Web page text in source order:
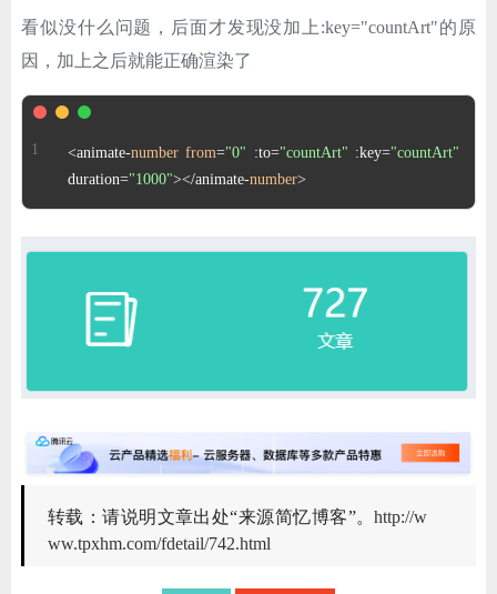
ChatGPT
登录
看似没什么问题，后面才发现没加上:key="countArt"的原
因，加上之后就能正确渲染了
<animate-number from="0" :to="countArt" :key="countArt"
duration="1000"></animate-number>
转载：请说明文章出处“来源简忆博客”。http://w
ww.tpxhm.com/fdetail/742.html